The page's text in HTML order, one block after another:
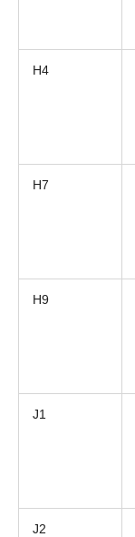
H4
H7
H9
J1
J2